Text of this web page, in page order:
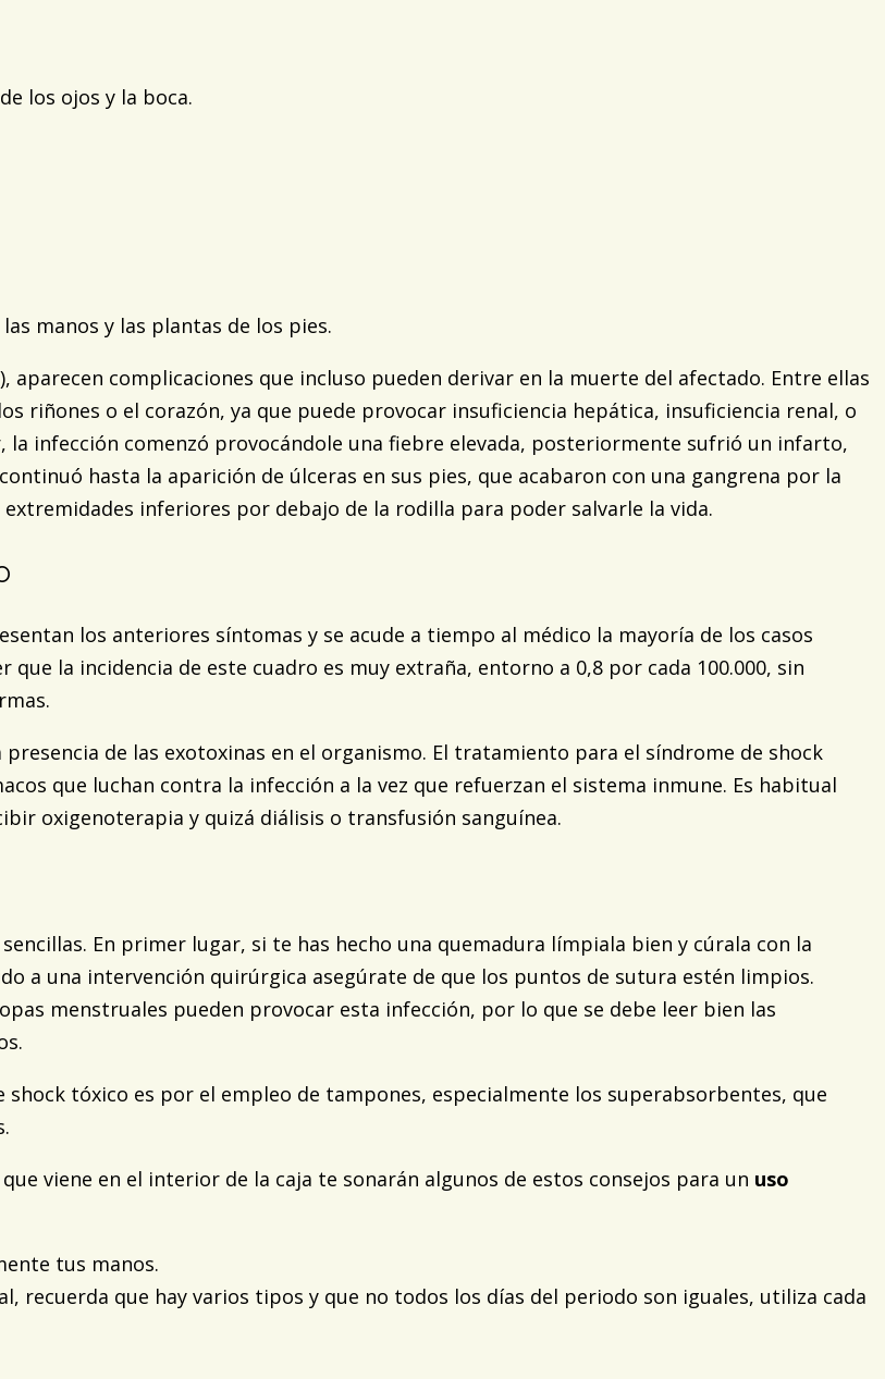
los ojos y la boca.
manos y las plantas de los pies.
complicaciones que incluso pueden derivar en la muerte del afectado. Entre ellas
riñones o el corazón, ya que puede provocar insuficiencia hepática, insuficiencia renal, o
la infección comenzó provocándole una fiebre elevada, posteriormente sufrió un infarto,
hasta la aparición de úlceras en sus pies, que acabaron con una gangrena por la
inferiores por debajo de la rodilla para poder salvarle la vida.
los anteriores síntomas y se acude a tiempo al médico la mayoría de los casos
que la incidencia de este cuadro es muy extraña, entorno a 0,8 por cada 100.000, sin
de las exotoxinas en el organismo. El tratamiento para el síndrome de shock
que luchan contra la infección a la vez que refuerzan el sistema inmune. Es habitual
oxigenoterapia y quizá diálisis o transfusión sanguínea.
En primer lugar, si te has hecho una quemadura límpiala bien y cúrala con la
a una intervención quirúrgica asegúrate de que los puntos de sutura estén limpios.
menstruales pueden provocar esta infección, por lo que se debe leer bien las
tóxico es por el empleo de tampones, especialmente los superabsorbentes, que
viene en el interior de la caja te sonarán algunos de estos consejos para un uso
tus manos.
recuerda que hay varios tipos y que no todos los días del periodo son iguales, utiliza cada